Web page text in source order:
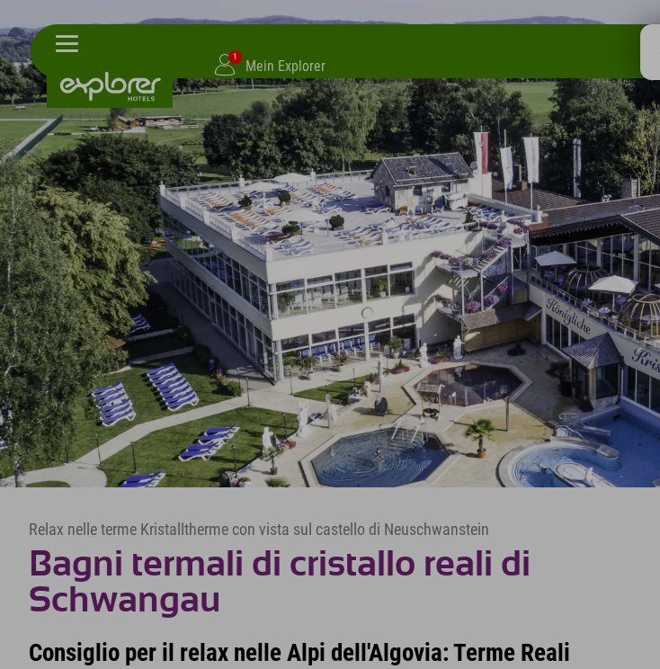
1
Mein Explorer
Relax nelle terme Kristalltherme con vista sul castello di Neuschwanstein
Bagni termali di cristallo reali di
Schwangau
Consiglio per il relax nelle Alpi dell'Algovia: Terme Reali